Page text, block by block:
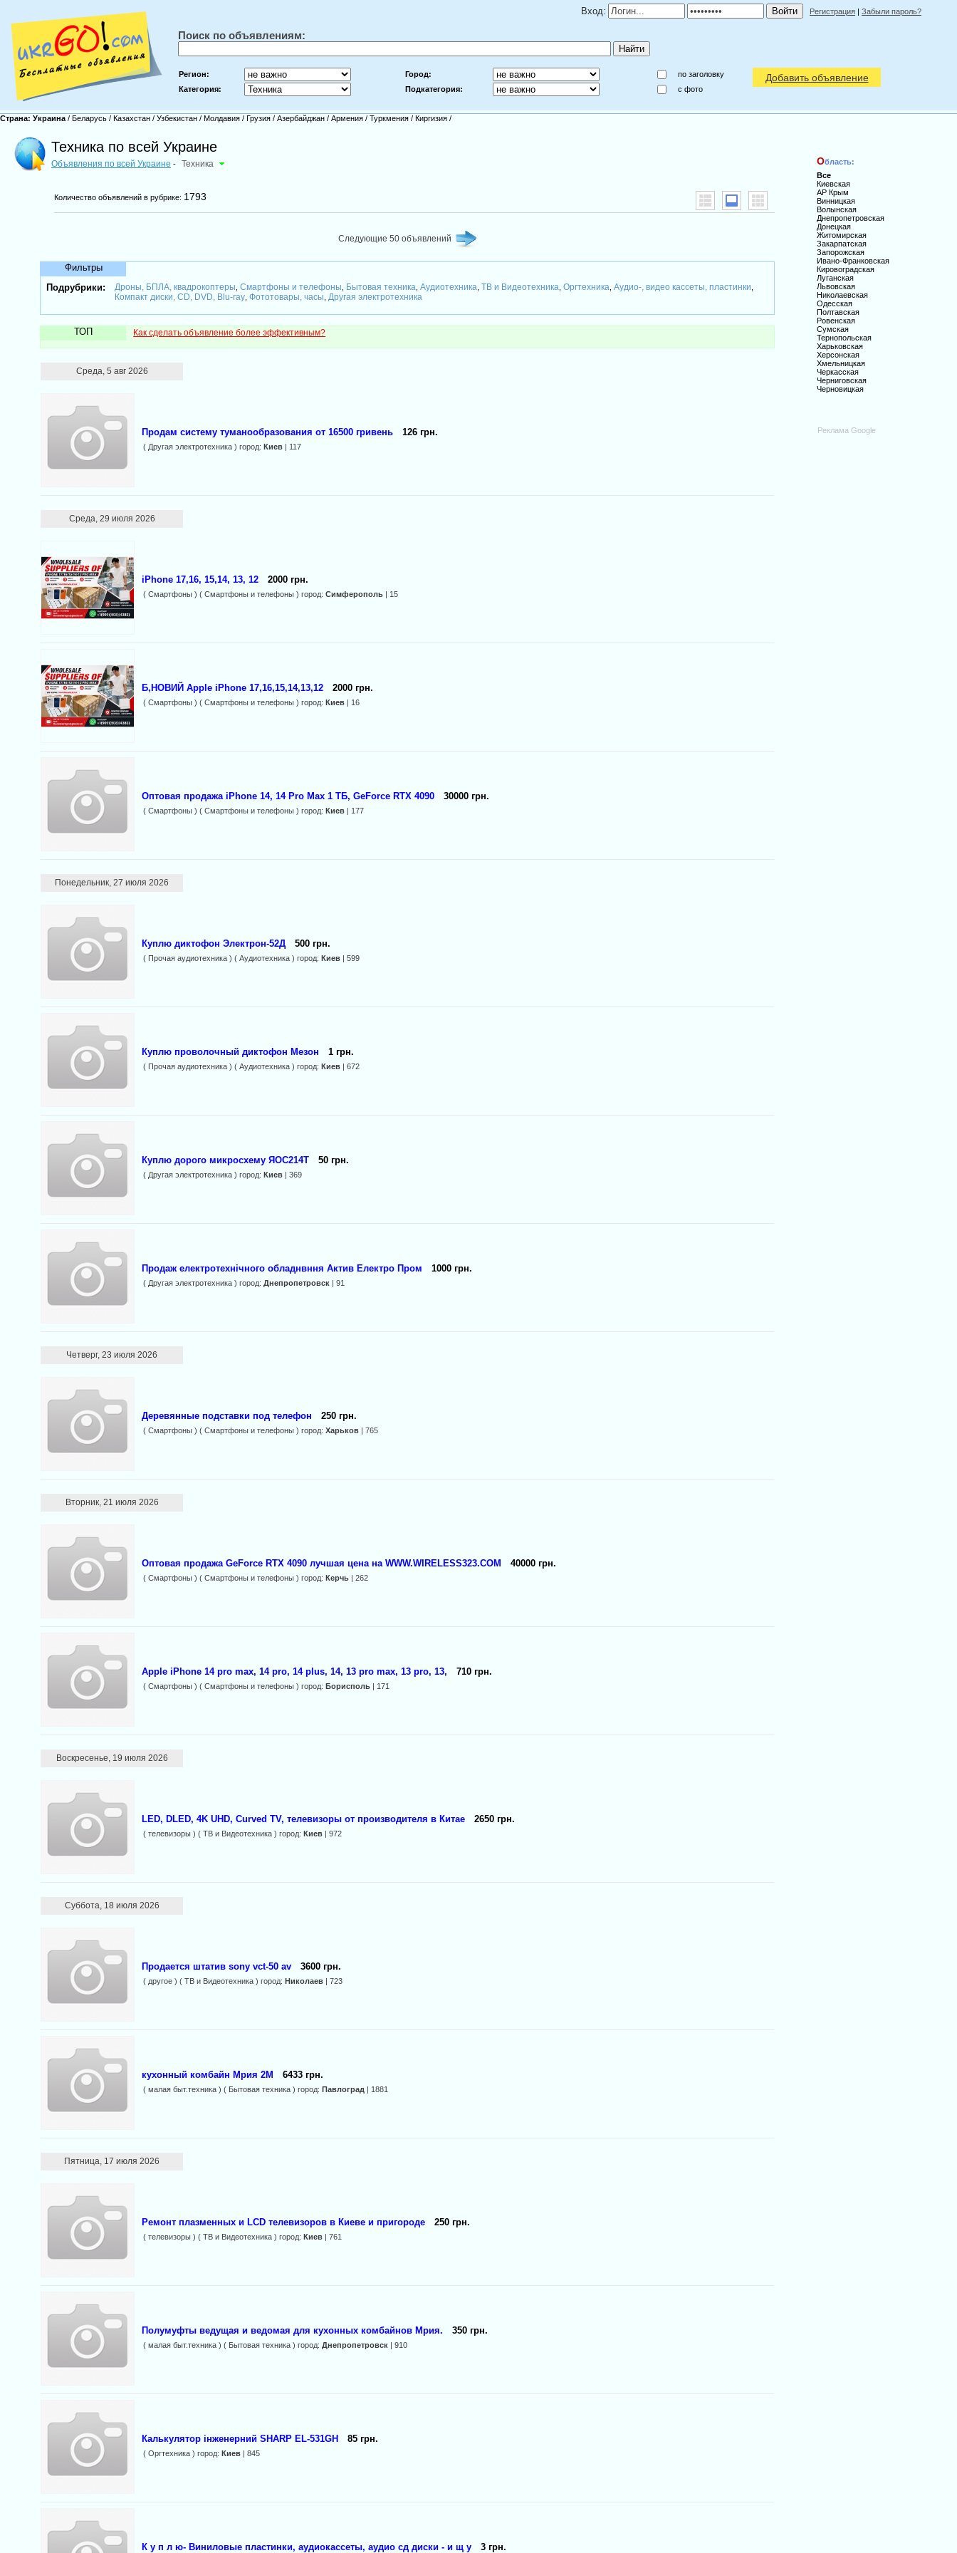
Вход: Регистрация | Забыли пароль?
Поиск по объявлениям:
Регион: Город:
по заголовку
Категория:
Подкатегория: c фото
Добавить объявление
Страна: Украина / Беларусь / Казахстан / Узбекистан / Молдавия / Грузия / Азербайджан / Армения / Туркмения / Киргизия /
Техника по всей Украине
Объявления по всей Украине - Техника
Количество объявлений в рубрике: 1793
Следующие 50 объявлений
Фильтры
Подрубрики:
Дроны, БПЛА, квадрокоптеры ,Смартфоны и телефоны Бытовая техника ,Аудиотехника ,ТВ и Видеотехника ,Оргтехника ,Аудио-, видео кассеты, пластинки
Компакт диски, CD, DVD, Blu-ray ,Фототовары, часы Другая электротехника
ТОП Как сделать объявление более эффективным?
Среда, 5 авг 2026
Продам систему туманообразования от 16500 гривень 126 грн.
( Другая электротехника ) город:Киев | 117
Среда, 29 июля 2026
iPhone 17,16, 15,14, 13, 12 2000 грн.
( Смартфоны ) ( Смартфоны и телефоны ) город:Симферополь | 15
Б,НОВИЙ Apple iPhone 17,16,15,14,13,12 2000 грн.
( Смартфоны ) ( Смартфоны и телефоны ) город:Киев | 16
Оптовая продажа iPhone 14, 14 Pro Max 1 ТБ, GeForce RTX 4090 30000 грн.
( Смартфоны ) ( Смартфоны и телефоны ) город:Киев | 177
Понедельник, 27 июля 2026
Куплю диктофон Электрон-52Д 500 грн.
( Прочая аудиотехника ) ( Аудиотехника ) город:Киев | 599
Куплю проволочный диктофон Мезон 1 грн.
( Прочая аудиотехника ) ( Аудиотехника ) город:Киев | 672
Куплю дорого микросхему ЯОС214Т 50 грн.
( Другая электротехника ) город:Киев | 369
Продаж електротехнічного обладнвння Актив Електро Пром 1000 грн.
( Другая электротехника ) город:Днепропетровск | 91
Четверг, 23 июля 2026
Деревянные подставки под телефон 250 грн.
( Смартфоны ) ( Смартфоны и телефоны ) город:Харьков | 765
Вторник, 21 июля 2026
Оптовая продажа GeForce RTX 4090 лучшая цена на WWW.WIRELESS323.COM 40000 грн.
( Смартфоны ) ( Смартфоны и телефоны ) город:Керчь | 262
Apple iPhone 14 pro max, 14 pro, 14 plus, 14, 13 pro max, 13 pro, 13, 710 грн.
( Смартфоны ) ( Смартфоны и телефоны ) город:Борисполь | 171
Воскресенье, 19 июля 2026
LED, DLED, 4K UHD, Curved TV, телевизоры от производителя в Китае 2650 грн.
( телевизоры ) ( ТВ и Видеотехника ) город:Киев | 972
Суббота, 18 июля 2026
Продается штатив sony vct-50 av 3600 грн.
( другое ) ( ТВ и Видеотехника ) город:Николаев | 723
кухонный комбайн Мрия 2М 6433 грн.
( малая быт.техника ) ( Бытовая техника ) город:Павлоград | 1881
Пятница, 17 июля 2026
Ремонт плазменных и LCD телевизоров в Киеве и пригороде 250 грн.
( телевизоры ) ( ТВ и Видеотехника ) город:Киев | 761
Полумуфты ведущая и ведомая для кухонных комбайнов Мрия. 350 грн.
( малая быт.техника ) ( Бытовая техника ) город:Днепропетровск | 910
Калькулятор інженерний SHARP EL-531GH 85 грн.
( Оргтехника ) город:Киев | 845
К у п л ю- Виниловые пластинки, аудиокассеты, аудио сд диски - и щ у 3 грн.
Область:
Все
Киевская
АР Крым
Винницкая
Волынская
Днепропетровская
Донецкая
Житомирская
Закарпатская
Запорожская
Ивано-Франковская
Кировоградская
Луганская
Львовская
Николаевская
Одесская
Полтавская
Ровенская
Сумская
Тернопольская
Харьковская
Херсонская
Хмельницкая
Черкасская
Черниговская
Черновицкая
Реклама Google